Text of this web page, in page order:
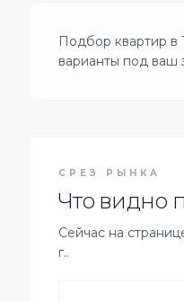
Подбор квартир в
варианты под ваш
СРЕЗ РЫНКА
Что видно
Сейчас на
г..